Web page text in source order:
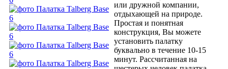
или дружной компании,
отдыхающей на природе.
Простая и понятная
конструкция, Вы можете
установить палатку
буквально в течение 10-15
минут. Рассчитанная на